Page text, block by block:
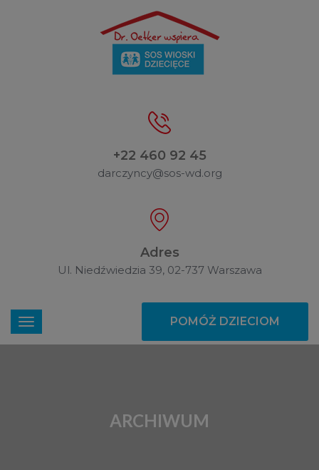
+22 460 92 45
darczyncy@sos-wd.org
Adres
Ul. Niedźwiedzia 39, 02-737 Warszawa
POMÓŻ DZIECIOM
ARCHIWUM